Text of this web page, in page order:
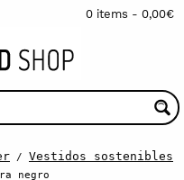
0 items - 0,00€
/ Vestidos sostenibles
negro